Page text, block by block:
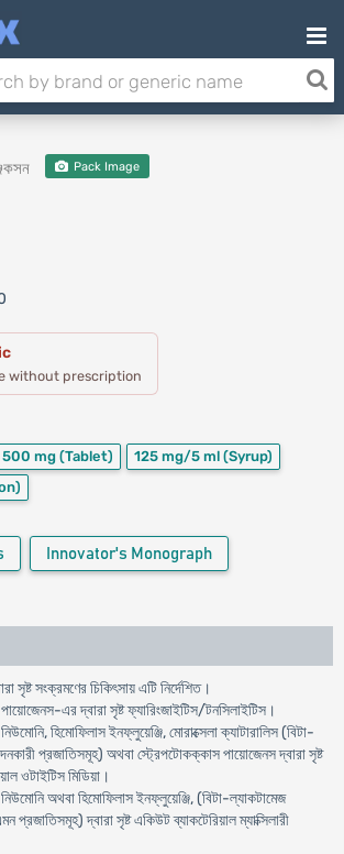
Pack Image
without prescription
500 mg (Tablet) 125 mg/5 ml (Syrup)
Innovator's Monograph
সৃষ্ট সংক্রমণের চিকিৎসায় এটি নির্দেশিত।
এর দ্বারা সৃষ্ট ফ্যারিংজাইটিস/টনসিলাইটিস।
হিমোফিলাস ইনফ্লুয়েঞ্জি, মোরাক্সেলা ক্যাটারালিস (বিটা-
প্রজাতিসমূহ) অথবা স্ট্রেপটোকক্কাস পায়োজেনস দ্বারা সৃষ্ট
ওটাইটিস মিডিয়া।
অথবা হিমোফিলাস ইনফ্লুয়েঞ্জি, (বিটা-ল্যাকটামেজ
প্রজাতিসমূহ) দ্বারা সৃষ্ট একিউট ব্যাকটেরিয়াল ম্যাক্সিলারী